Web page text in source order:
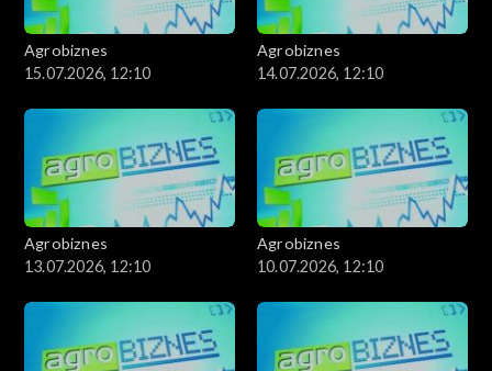
Agrobiznes
15.07.2026, 12:10
Agrobiznes
14.07.2026, 12:10
Agrobiznes
13.07.2026, 12:10
Agrobiznes
10.07.2026, 12:10